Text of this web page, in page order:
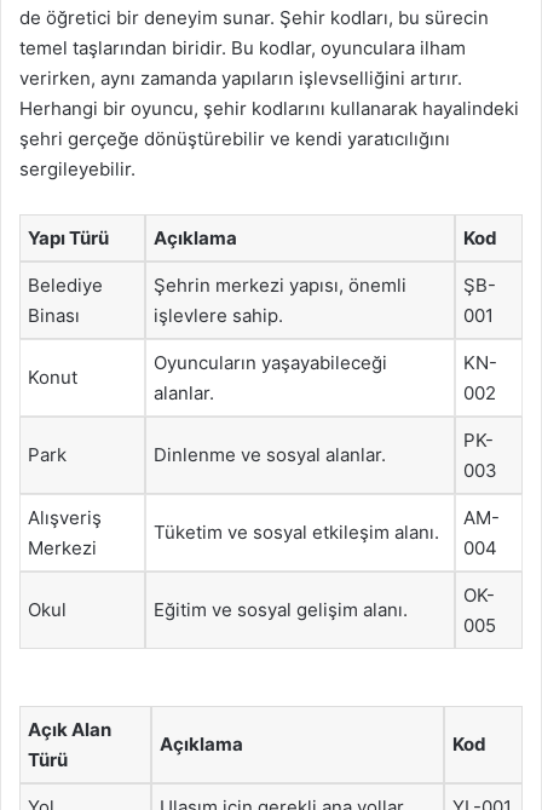
de öğretici bir deneyim sunar. Şehir kodları, bu sürecin
temel taşlarından biridir. Bu kodlar, oyunculara ilham
verirken, aynı zamanda yapıların işlevselliğini artırır.
Herhangi bir oyuncu, şehir kodlarını kullanarak hayalindeki
şehri gerçeğe dönüştürebilir ve kendi yaratıcılığını
sergileyebilir.
Yapı Türü Açıklama Kod
Belediye
Binası
Şehrin merkezi yapısı, önemli
işlevlere sahip.
ŞB-
001
Konut
Oyuncuların yaşayabileceği
alanlar.
KN-
002
Park Dinlenme ve sosyal alanlar.
PK-
003
Alışveriş
Merkezi
Tüketim ve sosyal etkileşim alanı.
AM-
004
Okul Eğitim ve sosyal gelişim alanı.
OK-
005
Açık Alan
Türü
Açıklama Kod